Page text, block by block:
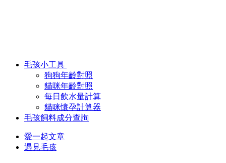
毛孩小工具
狗狗年齡對照
貓咪年齡對照
每日飲水量計算
貓咪懷孕計算器
毛孩飼料成分查詢
愛一起文章
遇見毛孩